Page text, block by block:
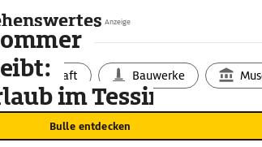
Landschaft Bauwerke
Bulle entdecken
Anzeige
im Tessin